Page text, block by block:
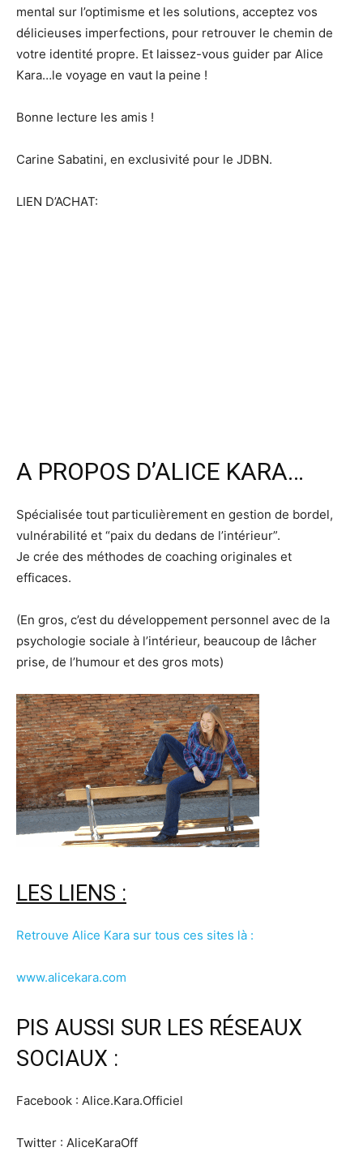
mental sur l’optimisme et les solutions, acceptez vos
délicieuses imperfections, pour retrouver le chemin de
votre identité propre. Et laissez-vous guider par Alice
Kara…le voyage en vaut la peine !
Bonne lecture les amis !
Carine Sabatini, en exclusivité pour le JDBN.
LIEN D’ACHAT:
A PROPOS D’ALICE KARA…
Spécialisée tout particulièrement en gestion de bordel,
vulnérabilité et “paix du dedans de l’intérieur”.
Je crée des méthodes de coaching originales et
efficaces.
(En gros, c’est du développement personnel avec de la
psychologie sociale à l’intérieur, beaucoup de lâcher
prise, de l’humour et des gros mots)
LES LIENS :
Retrouve Alice Kara sur tous ces sites là :
www.alicekara.com
PIS AUSSI SUR LES RÉSEAUX
SOCIAUX :
Facebook : Alice.Kara.Officiel
Twitter : AliceKaraOff